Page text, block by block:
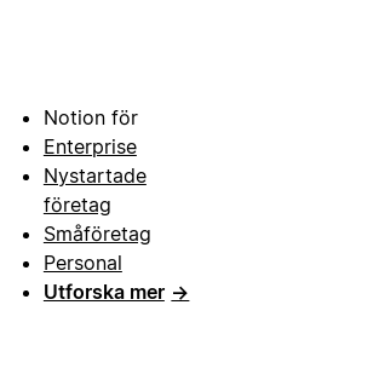
Notion för
Enterprise
Nystartade
företag
Småföretag
Personal
Utforska mer →